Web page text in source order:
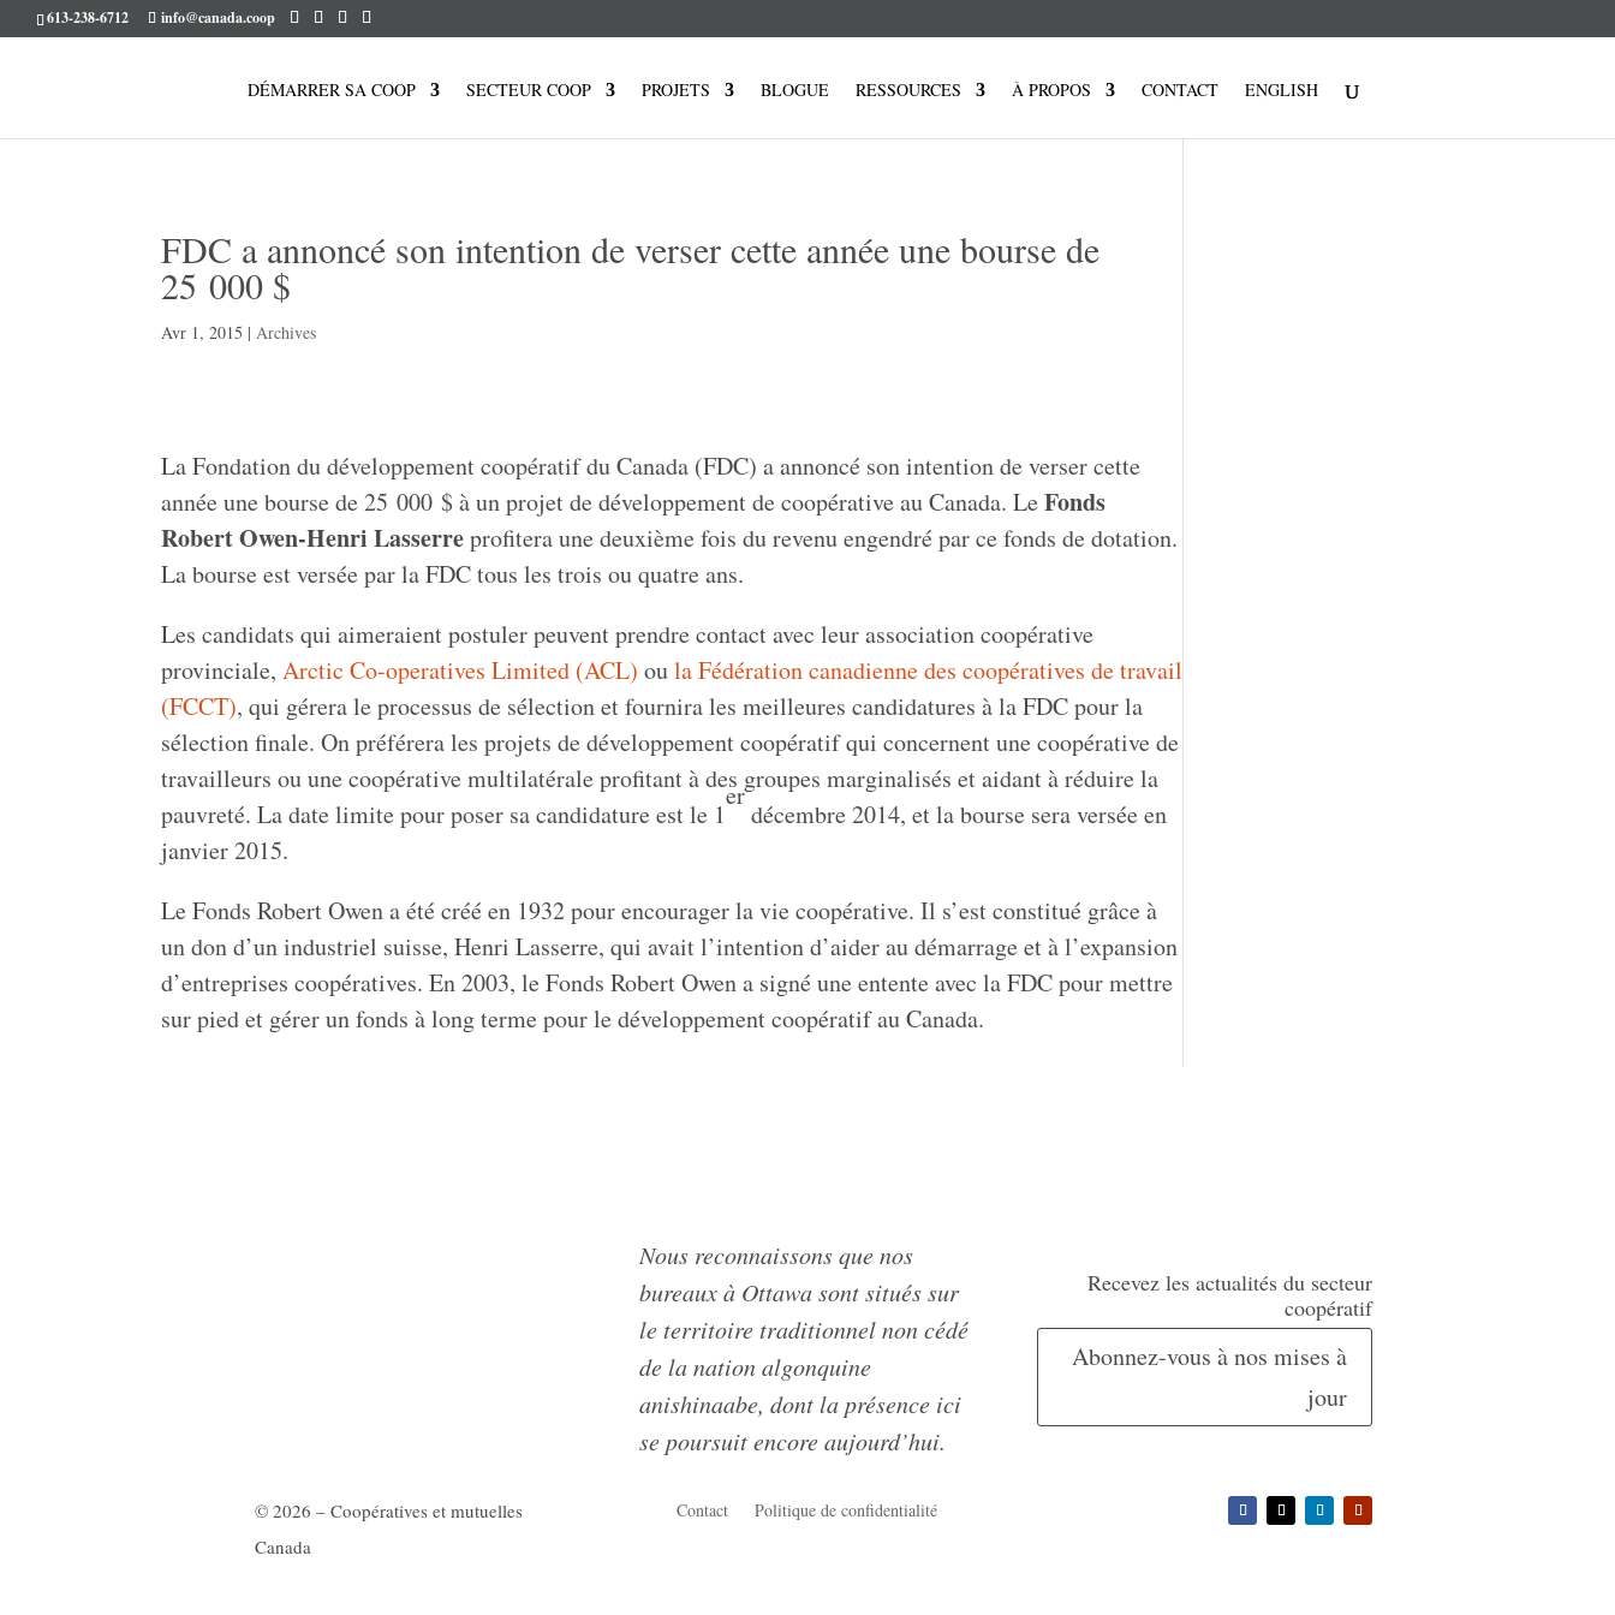
613-238-6712 info@canada.coop
DÉMARRER SA COOP SECTEUR COOP PROJETS BLOGUE RESSOURCES À PROPOS CONTACT ENGLISH
FDC a annoncé son intention de verser cette année une bourse de
25 000 $
Avr 1, 2015 |Archives
La Fondation du développement coopératif du Canada (FDC) a annoncé son intention de verser cette
année une bourse de 25 000 $ à un projet de développement de coopérative au Canada. LeFonds
Robert Owen-Henri Lasserreprofitera une deuxième fois du revenu engendré par ce fonds de dotation.
La bourse est versée par la FDC tous les trois ou quatre ans.
Les candidats qui aimeraient postuler peuvent prendre contact avec leur association coopérative
provinciale,Arctic Co-operatives Limited (ACL)oula Fédération canadienne des coopératives de travail
(FCCT), qui gérera le processus de sélection et fournira les meilleures candidatures à la FDC pour la
sélection finale. On préférera les projets de développement coopératif qui concernent une coopérative de
travailleurs ou une coopérative multilatérale profitant à des groupes marginalisés et aidant à réduire la
pauvreté. La date limite pour poser sa candidature est le 1
er
décembre 2014, et la bourse sera versée en
janvier 2015.
Le Fonds Robert Owen a été créé en 1932 pour encourager la vie coopérative. Il s’est constitué grâce à
un don d’un industriel suisse, Henri Lasserre, qui avait l’intention d’aider au démarrage et à l’expansion
d’entreprises coopératives. En 2003, le Fonds Robert Owen a signé une entente avec la FDC pour mettre
sur pied et gérer un fonds à long terme pour le développement coopératif au Canada.
Nous reconnaissons que nos
bureaux à Ottawa sont situés sur
le territoire traditionnel non cédé
de la nation algonquine
anishinaabe, dont la présence ici
se poursuit encore aujourd’hui.
Recevez les actualités du secteur
coopératif
Abonnez-vous à nos mises à
jour
© 2026 – Coopératives et mutuelles
Canada
Contact Politique de confidentialité